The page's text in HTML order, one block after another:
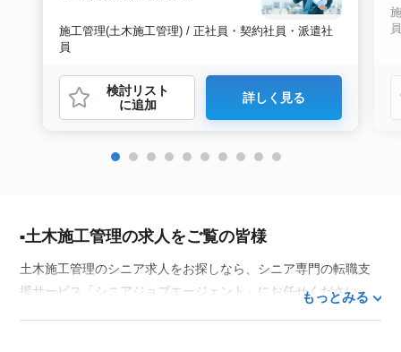
施工管理(土木施工管理) / 正社員・契約社員・派遣社
員
検討リスト
に追加
詳しく見る
員
土木施工管理の求人をご覧の皆様
土木施工管理のシニア求人をお探しなら、シニア専門の転職支
援サービス「シニアジョブエージェント」にお任せください。
もっとみる